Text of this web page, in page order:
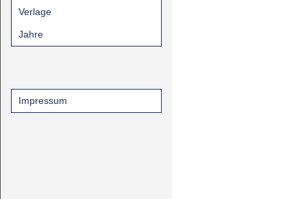
Verlage
Jahre
Impressum